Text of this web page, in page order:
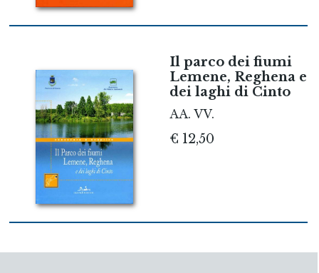
Il parco dei fiumi
Lemene, Reghena e
dei laghi di Cinto
AA. VV.
€ 12,50